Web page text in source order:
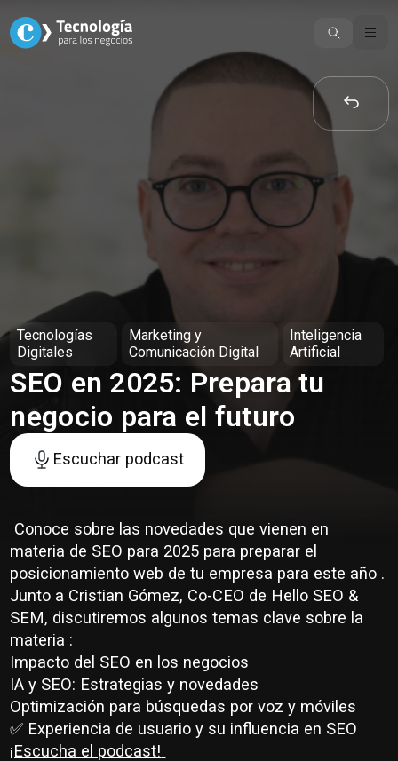
content
Tecnologías
Digitales
Marketing y
Comunicación Digital
Inteligencia
Artificial
SEO en 2025: Prepara tu
negocio para el futuro
Escuchar podcast
️ Conoce sobre las novedades que vienen en
materia de SEO para 2025 para preparar el
posicionamiento web de tu empresa para este año .
Junto a Cristian Gómez, Co-CEO de Hello SEO &
SEM, discutiremos algunos temas clave sobre la
materia :
Impacto del SEO en los negocios
IA y SEO: Estrategias y novedades
Optimización para búsquedas por voz y móviles
✅ Experiencia de usuario y su influencia en SEO
¡Escucha el podcast!